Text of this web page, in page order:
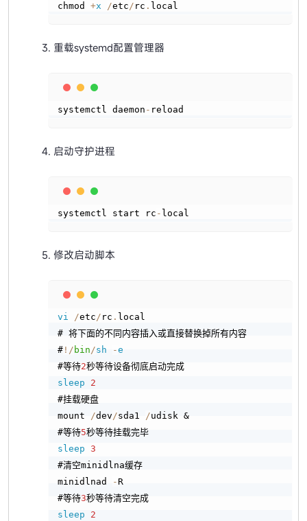
chmod +x /etc/ rc . local
重载systemd配置管理器
systemctl daemon - reload
启动守护进程
systemctl start rc - local
修改启动脚本
vi /etc/ rc . local
# 将下面的不同内容插入或直接替换掉所有内容
# ! / bin/sh -e
#等待2
sleep
2
#挂载硬盘
mount /dev/sda1 /udisk &
#等待5
sleep 3
#清空minidlna缓存
minidlnad
-R
#等待3
sleep
2